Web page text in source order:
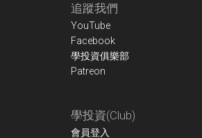
追蹤我們
YouTube
Facebook
學投資俱樂部
Patreon
學投資(Club)
會員登入